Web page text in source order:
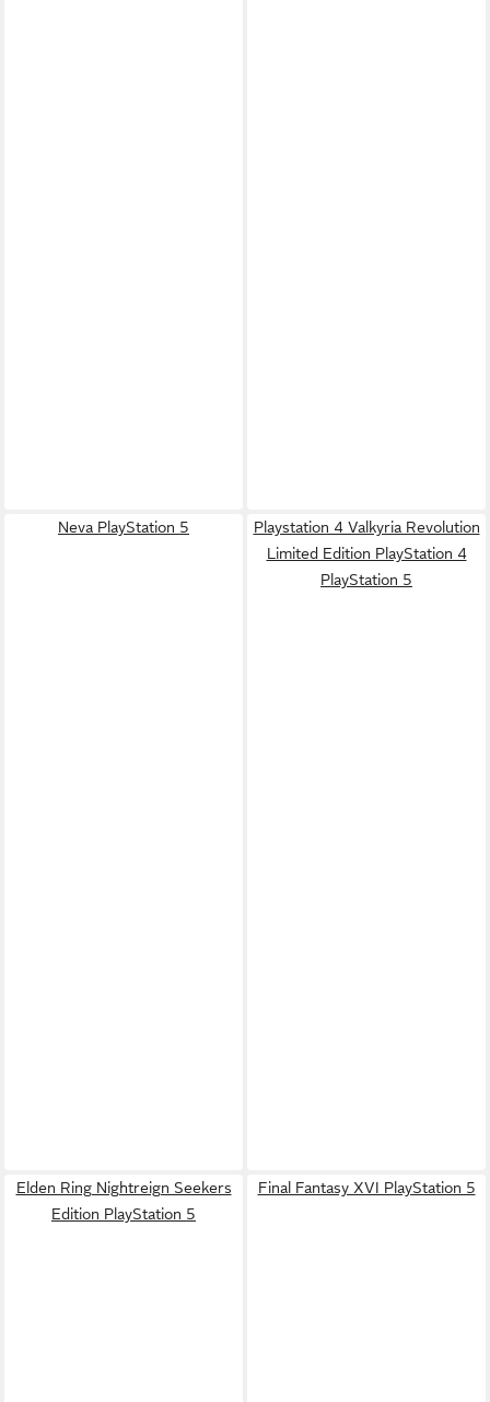
Neva PlayStation 5
Playstation 4 Valkyria Revolution
Limited Edition PlayStation 4
PlayStation 5
Elden Ring Nightreign Seekers
Edition PlayStation 5
Final Fantasy XVI PlayStation 5